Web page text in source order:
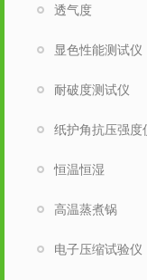
透气度
显色性能测试仪
耐破度测试仪
纸护角抗压强度
恒温恒湿
高温蒸煮锅
电子压缩试验仪